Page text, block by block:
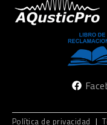
Política de privacidad |